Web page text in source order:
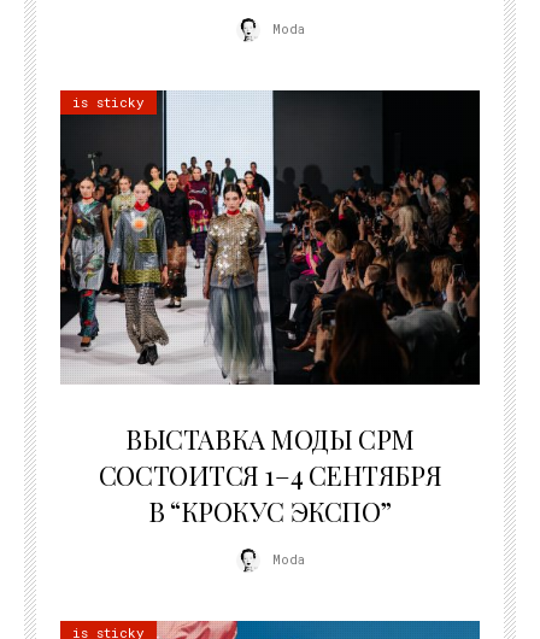
Moda
is sticky
ВЫСТАВКА МОДЫ CPM
СОСТОИТСЯ 1–4 СЕНТЯБРЯ
В “КРОКУС ЭКСПО”
Moda
is sticky